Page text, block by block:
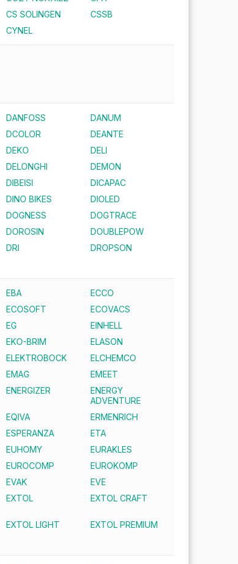
CS SOLINGEN
CSSB
CYNEL
DANFOSS
DANUM
DCOLOR
DEANTE
DEKO
DELI
DELONGHI
DEMON
DIBEISI
DICAPAC
DINO BIKES
DIOLED
DOGNESS
DOGTRACE
DOROSIN
DOUBLEPOW
DRI
DROPSON
EBA
ECCO
ECOSOFT
ECOVACS
EG
EINHELL
EKO-BRIM
ELASON
ELEKTROBOCK
ELCHEMCO
EMAG
EMEET
ENERGIZER
ENERGY
ADVENTURE
EQIVA
ERMENRICH
ESPERANZA
ETA
EUHOMY
EURAKLES
EUROCOMP
EUROKOMP
EVAK
EVE
EXTOL EXTOL CRAFT
EXTOL LIGHT
EXTOL PREMIUM